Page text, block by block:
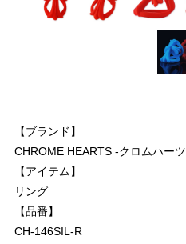
【ブランド】
CHROME HEARTS -クロムハーツ
【アイテム】
リング
【品番】
CH-146SIL-R